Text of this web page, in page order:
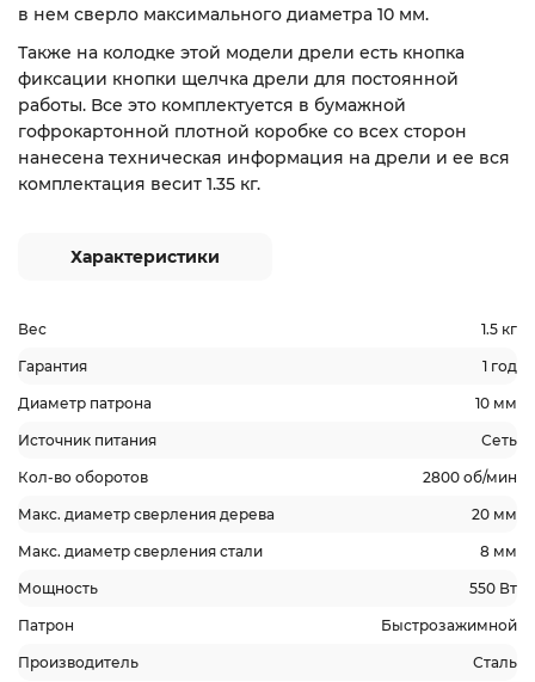
в нем сверло максимального диаметра 10 мм.
Также на колодке этой модели дрели есть кнопка
фиксации кнопки щелчка дрели для постоянной
работы. Все это комплектуется в бумажной
гофрокартонной плотной коробке со всех сторон
нанесена техническая информация на дрели и ее вся
комплектация весит 1.35 кг.
Характеристики
Вес 1.5 кг
Гарантия 1 год
Диаметр патрона 10 мм
Источник питания Сеть
Кол-во оборотов 2800 об/мин
Макс. диаметр сверления дерева 20 мм
Макс. диаметр сверления стали 8 мм
Мощность 550 Вт
Патрон Быстрозажимной
Производитель Сталь